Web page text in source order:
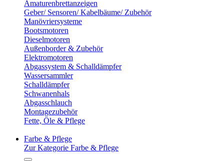
Amaturenbrettanzeigen
Geber/ Sensoren/ Kabelbäume/ Zubehör
Manövriersysteme
Bootsmotoren
Dieselmotoren
Außenborder & Zubehör
Elektromotoren
Abgassystem & Schalldämpfer
Wassersammler
Schalldämpfer
Schwanenhals
Abgasschlauch
Montagezubehör
Fette, Öle & Pflege
Farbe & Pflege
Zur Kategorie Farbe & Pflege